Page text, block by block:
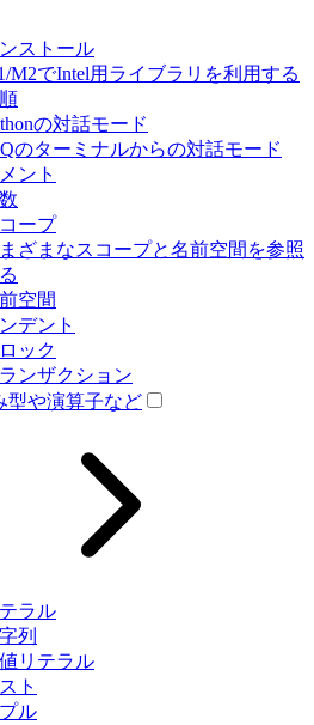
ストール
M2でIntel用ライブラリを利用する
の対話モード
のターミナルからの対話モード
ント
ープ
ざまなスコープと名前空間を参照
空間
デント
ック
ランザクション
型や演算子など
ラル
列
リテラル
ト
ル